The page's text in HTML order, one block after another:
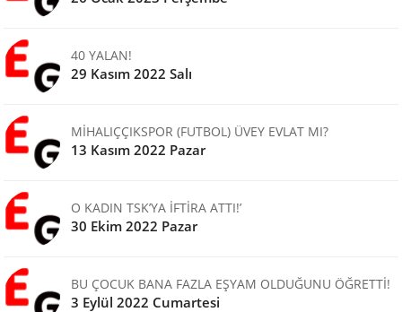
40 YALAN!
29 Kasım 2022 Salı
MİHALIÇÇIKSPOR (FUTBOL) ÜVEY EVLAT MI?
13 Kasım 2022 Pazar
O KADIN TSK’YA İFTİRA ATTI!’
30 Ekim 2022 Pazar
BU ÇOCUK BANA FAZLA EŞYAM OLDUĞUNU ÖĞRETTİ!
3 Eylül 2022 Cumartesi